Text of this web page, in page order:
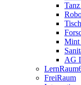
Mint
AG
FreiRaum